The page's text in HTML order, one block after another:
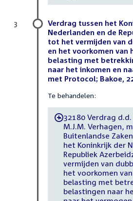
Verdrag tussen het
Nederlanden en de
tot het vermijden van
en het voorkomen van
belasting met
naar het inkomen en
met Protocol; Bakoe,
Te behandelen:
-32180 Verdrag
M.J.M. Verhagen,
Buitenlandse
het Koninkrijk der
Republiek
vermijden van
het voorkomen
belasting met
belastingen naar
3